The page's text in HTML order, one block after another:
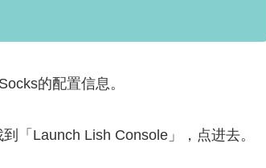
的配置信息。
「Launch Lish Console」，点进去。